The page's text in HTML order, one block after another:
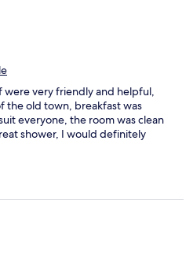
were very friendly and helpful,
the old town, breakfast was
everyone, the room was clean
shower, I would definitely